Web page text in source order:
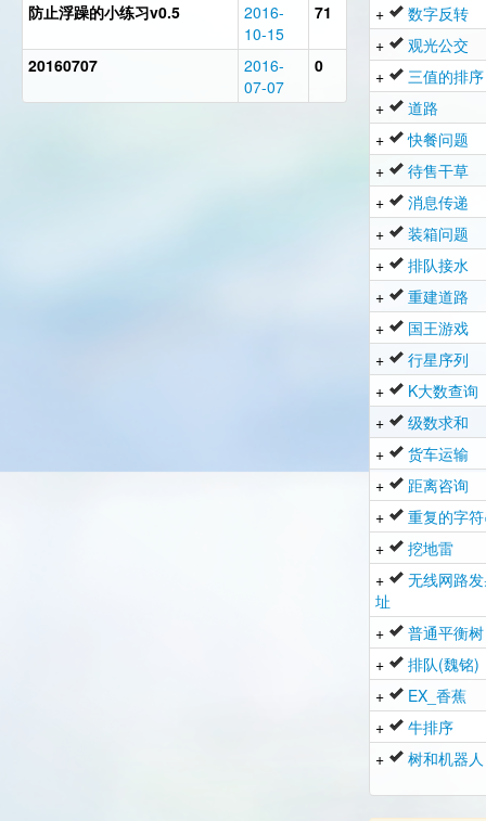
防止浮躁的小练习v0.5
2016-
10-15
71
20160707
2016-
07-07
0
+
数字反转
+
观光公交
+
三值的排序
+
道路
+
快餐问题
+
待售干草
+
消息传递
+
装箱问题
+
排队接水
+
重建道路
+
国王游戏
+
行星序列
+
K大数查询
+
级数求和
+
货车运输
+
距离咨询
+
重复的字
+
挖地雷
+
无线网路
址
+
普通平衡树
+
排队(魏铭)
+
EX_香蕉
+
牛排序
+
树和机器人